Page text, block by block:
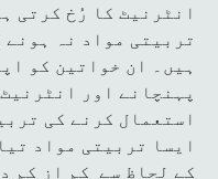
انٹرنیٹ کا رُخ کرتی
تربیتی مواد نہ
ہیں۔ ان خواتین کو
پہنچانے اور
استعمال کرنے کی
ایسا تربیتی مواد
کے لحاظ سے کم از کم